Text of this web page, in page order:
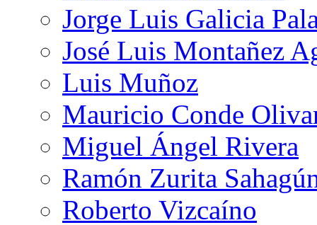
Jorge Luis Galicia
José Luis Montañez
Luis Muñoz
Mauricio Conde
Miguel Ángel Rivera
Ramón Zurita
Roberto Vizcaíno